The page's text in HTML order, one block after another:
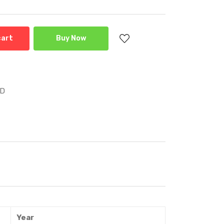
Buy Now
Year